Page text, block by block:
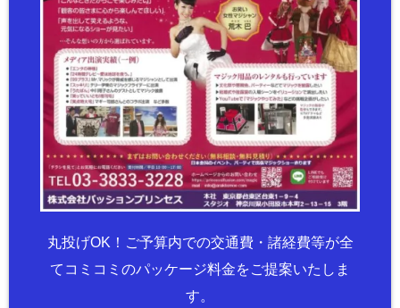
丸投げOK！ご予算内での交通費・諸経費等が全
てコミコミのパッケージ料金をご提案いたしま
す。